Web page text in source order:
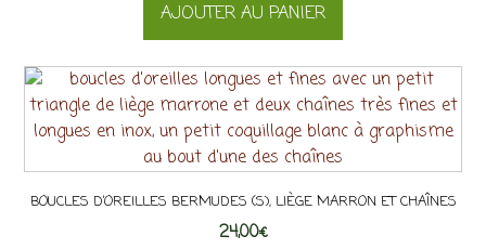
AJOUTER AU PANIER
BOUCLES D’OREILLES BERMUDES (S), LIÈGE MARRON ET CHAÎNES
24,00€